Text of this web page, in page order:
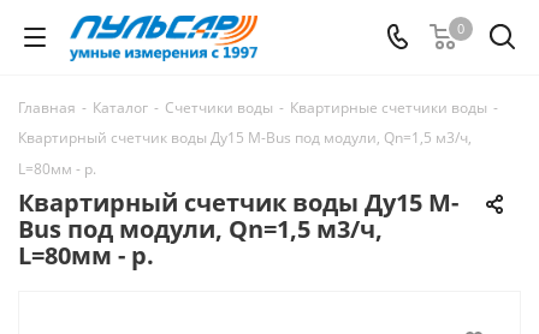
0
Главная - Каталог - Счетчики воды - Квартирные счетчики воды -
Квартирный счетчик воды Ду15 M-Bus под модули, Qn=1,5 м3/ч,
L=80мм - р.
Квартирный счетчик воды Ду15 M-
Bus под модули, Qn=1,5 м3/ч,
L=80мм - р.